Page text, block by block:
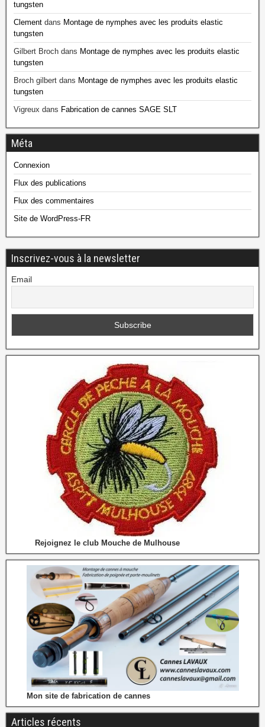
tungsten
Clement dans Montage de nymphes avec les produits elastic
tungsten
Gilbert Broch dans Montage de nymphes avec les produits elastic
tungsten
Broch gilbert dans Montage de nymphes avec les produits elastic
tungsten
Vigreux dans Fabrication de cannes SAGE SLT
Méta
Connexion
Flux des publications
Flux des commentaires
Site de WordPress-FR
Inscrivez-vous à la newsletter
Email
Rejoignez le club Mouche de Mulhouse
Mon site de fabrication de cannes
Articles récents